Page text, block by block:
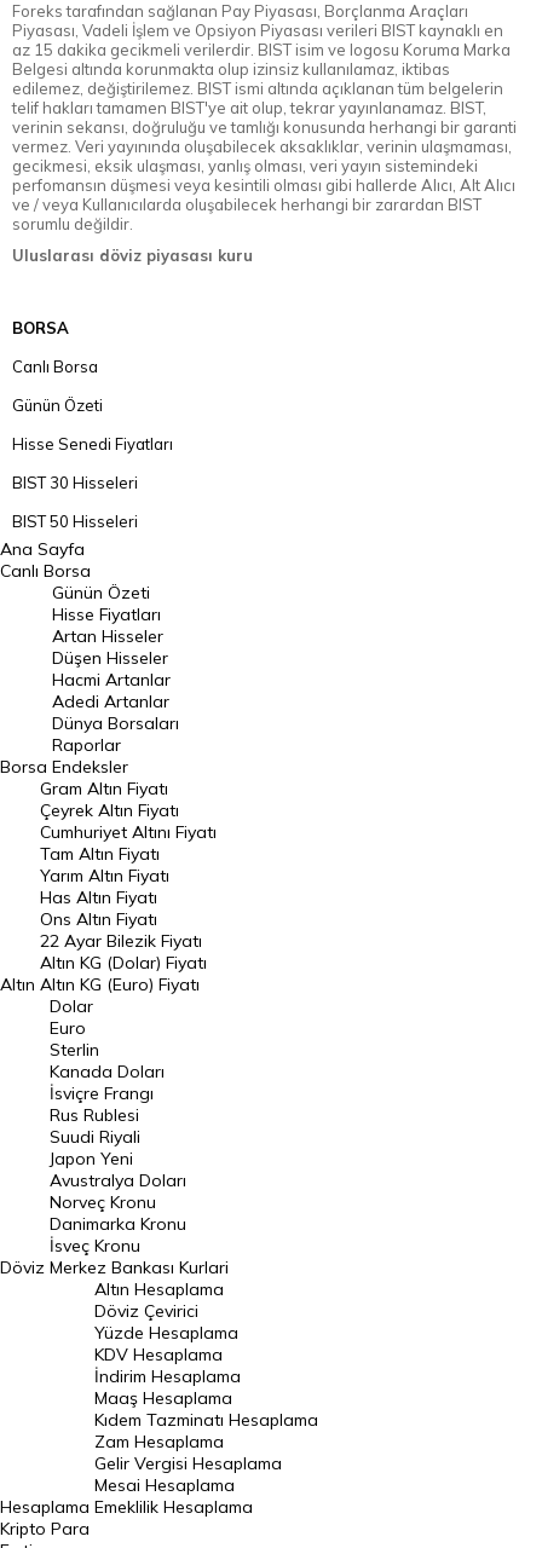
Foreks tarafından sağlanan Pay Piyasası, Borçlanma Araçları
Piyasası, Vadeli İşlem ve Opsiyon Piyasası verileri BIST kaynaklı en
az 15 dakika gecikmeli verilerdir. BIST isim ve logosu Koruma Marka
Belgesi altında korunmakta olup izinsiz kullanılamaz, iktibas
edilemez, değiştirilemez. BIST ismi altında açıklanan tüm belgelerin
telif hakları tamamen BIST'ye ait olup, tekrar yayınlanamaz. BIST,
verinin sekansı, doğruluğu ve tamlığı konusunda herhangi bir garanti
vermez. Veri yayınında oluşabilecek aksaklıklar, verinin ulaşmaması,
gecikmesi, eksik ulaşması, yanlış olması, veri yayın sistemindeki
perfomansın düşmesi veya kesintili olması gibi hallerde Alıcı, Alt Alıcı
ve / veya Kullanıcılarda oluşabilecek herhangi bir zarardan BIST
sorumlu değildir.
Uluslarası döviz piyasası kuru
BORSA
Canlı Borsa
Günün Özeti
Hisse Senedi Fiyatları
BIST 30 Hisseleri
BIST 50 Hisseleri
BIST 100 Hisseleri
En Çok Artan Hisseler
En Çok Düşen Hisseler
Hacmi Artanlar
Geçmiş Kapanışlar
Dünya Borsaları
Raporlar
Endeksler
DÖVİZ
Döviz Kuru
Dolar Kuru
Euro Kuru
Pound Kuru
Frank Kuru
Riyal Kuru
Avustralya Doları
Danimarka Kronu Kuru
Kanada Doları Kuru
Norveç Kronu Kuru
İsveç Kronu Kuru
Japon Yeni Kuru
Serbest Piyasa Döviz Kurları
Merkez Bankası Döviz Kurları
Altın Fiyatları
Ana Sayfa
Canlı Borsa
Borsa
Günün Özeti
Hisse Fiyatları
Artan Hisseler
Düşen Hisseler
Hacmi Artanlar
Adedi Artanlar
Dünya Borsaları
Raporlar
Endeksler
Altın
Gram Altın Fiyatı
Çeyrek Altın Fiyatı
Cumhuriyet Altını Fiyatı
Tam Altın Fiyatı
Yarım Altın Fiyatı
Has Altın Fiyatı
Ons Altın Fiyatı
22 Ayar Bilezik Fiyatı
Altın KG (Dolar) Fiyatı
Altın KG (Euro) Fiyatı
Döviz
Dolar
Euro
Sterlin
Kanada Doları
İsviçre Frangı
Rus Rublesi
Suudi Riyali
Japon Yeni
Avustralya Doları
Norveç Kronu
Danimarka Kronu
İsveç Kronu
Merkez Bankası Kurlari
Hesaplama
Altın Hesaplama
Döviz Çevirici
Yüzde Hesaplama
KDV Hesaplama
İndirim Hesaplama
Maaş Hesaplama
Kıdem Tazminatı Hesaplama
Zam Hesaplama
Gelir Vergisi Hesaplama
Mesai Hesaplama
Emeklilik Hesaplama
Kripto Para